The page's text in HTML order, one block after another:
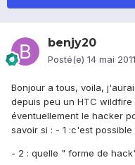
benjy20
Posté(e) 14 mai 2011
Bonjour a tous, voila,
depuis peu un HTC wildfire
éventuellement le hacker
savoir si : - 1 :c'est possible
- 2 : quelle " forme de